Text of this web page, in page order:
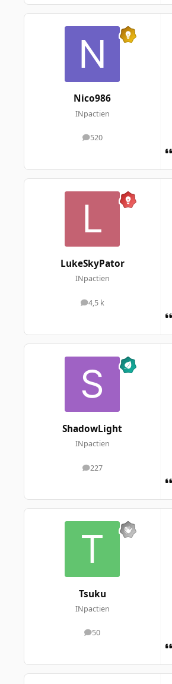
Nico986
INpactien
520
messages
LukeSkyPator
INpactien
4,5 k
messages
ShadowLight
INpactien
227
messages
Tsuku
INpactien
50
messages